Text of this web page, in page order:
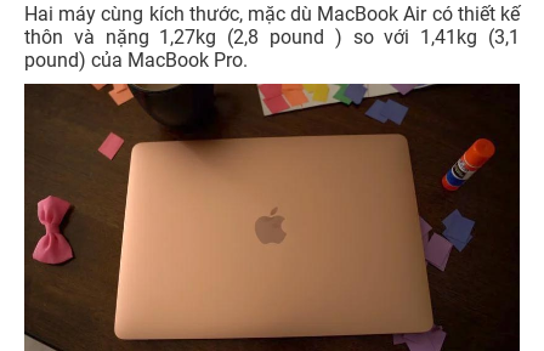
Hai máy cùng kích thước, mặc dù MacBook Air có thiết kế
thôn và nặng 1,27kg (2,8 pound ) so với 1,41kg (3,1
pound) của MacBook Pro.